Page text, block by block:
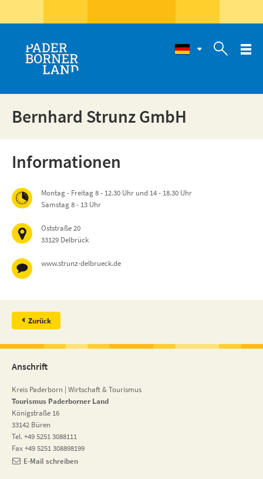

Bernhard Strunz GmbH
Informationen
Montag - Freitag 8 - 12.30 Uhr und 14 - 18.30 Uhr
Samstag 8 - 13 Uhr
Oststraße 20
33129 Delbrück
www.strunz-delbrueck.de
Zurück
Anschrift
Kreis Paderborn | Wirtschaft & Tourismus
Tourismus Paderborner Land
Königstraße 16
33142 Büren
Tel. +49 5251 3088111
Fax +49 5251 308898199
E-Mail schreiben